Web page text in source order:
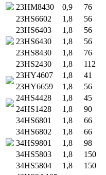
23HM8430
0,9 76
23HS6602
1,8 56
23HS6403
1,8 56
23HS6430
1,8 56
23HS8430
1,8 76
23HS2430
1,8 112
23HY4607
1,8 41
23HY6659
1,8 56
24HS4428
1,8 45
24HS1428
1,8 90
34HS6801
1,8 66
34HS6802
1,8 66
34HS9801
1,8 98
34HS5803
1,8 150
34HS5804
1,8 150